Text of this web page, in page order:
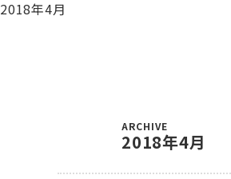
2018年4月
ARCHIVE
2018年4月